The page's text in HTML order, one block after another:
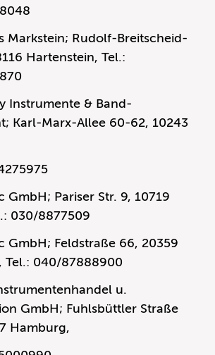
Markstein; Rudolf-Breitscheid-
Hartenstein, Tel.:
Instrumente & Band-
Karl-Marx-Allee 60-62, 10243
GmbH; Pariser Str. 9, 10719
030/8877509
GmbH; Feldstraße 66, 20359
Tel.: 040/87888900
u.
GmbH; Fuhlsbüttler Straße
Hamburg,